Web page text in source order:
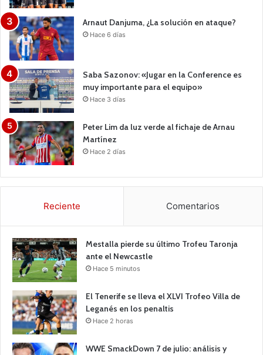
Arnaut Danjuma, ¿La solución en ataque?
Hace 6 días
Saba Sazonov: «Jugar en la Conference es
muy importante para el equipo»
Hace 3 días
Peter Lim da luz verde al fichaje de Arnau
Martínez
Hace 2 días
Reciente Comentarios
Mestalla pierde su último Trofeu Taronja
ante el Newcastle
Hace 5 minutos
El Tenerife se lleva el XLVI Trofeo Villa de
Leganés en los penaltis
Hace 2 horas
WWE SmackDown 7 de julio: análisis y